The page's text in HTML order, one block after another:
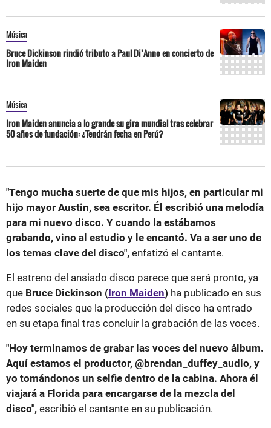
Música
Bruce Dickinson rindió tributo a Paul Di’Anno en concierto de
Iron Maiden
Música
Iron Maiden anuncia a lo grande su gira mundial tras celebrar
50 años de fundación: ¿Tendrán fecha en Perú?
"Tengo mucha suerte de que mis hijos, en particular mi
hijo mayor Austin, sea escritor. Él escribió una melodía
para mi nuevo disco. Y cuando la estábamos
grabando, vino al estudio y le encantó. Va a ser uno de
los temas clave del disco", enfatizó el cantante.
El estreno del ansiado disco parece que será pronto, ya
que Bruce Dickinson (Iron Maiden) ha publicado en sus
redes sociales que la producción del disco ha entrado
en su etapa final tras concluir la grabación de las voces.
"Hoy terminamos de grabar las voces del nuevo álbum.
Aquí estamos el productor, @brendan_duffey_audio, y
yo tomándonos un selfie dentro de la cabina. Ahora él
viajará a Florida para encargarse de la mezcla del
disco", escribió el cantante en su publicación.